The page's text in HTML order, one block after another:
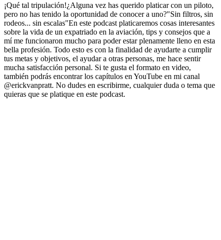
¡Qué tal tripulación!¿Alguna vez has querido platicar con un piloto,
pero no has tenido la oportunidad de conocer a uno?"Sin filtros, sin
rodeos... sin escalas"En este podcast platicaremos cosas interesantes
sobre la vida de un expatriado en la aviación, tips y consejos que a
mí me funcionaron mucho para poder estar plenamente lleno en esta
bella profesión. Todo esto es con la finalidad de ayudarte a cumplir
tus metas y objetivos, el ayudar a otras personas, me hace sentir
mucha satisfacción personal. Si te gusta el formato en video,
también podrás encontrar los capítulos en YouTube en mi canal
@erickvanpratt. No dudes en escribirme, cualquier duda o tema que
quieras que se platique en este podcast.